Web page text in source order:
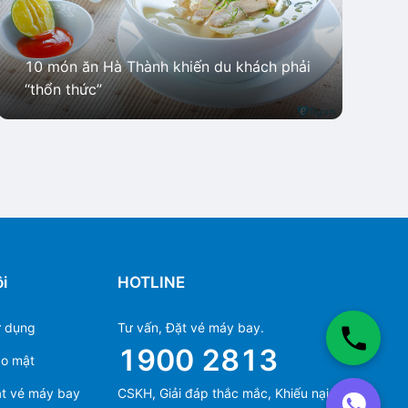
10 món ăn Hà Thành khiến du khách phải
“thổn thức”
dụng
mật
vé máy bay
HOTLINE
Tư vấn, Đặt vé máy bay.
1900 2813
CSKH, Giải đáp thắc mắc, Khiếu nại.
Ms Hằng
(+84) 70 854 1213